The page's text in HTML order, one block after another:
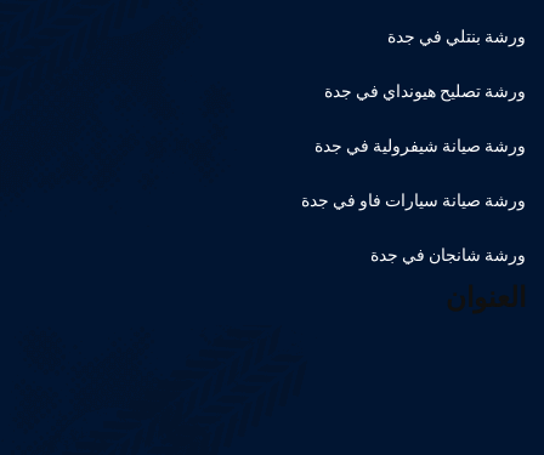
ورشة بنتلي في جدة
ورشة تصليح هيونداي في جدة
ورشة صيانة شيفرولية في جدة
ورشة صيانة سيارات فاو في جدة
ورشة شانجان في جدة
العنوان